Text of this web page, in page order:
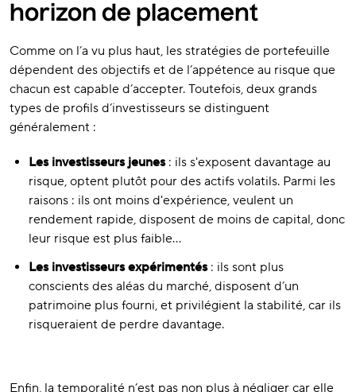
horizon de placement
Comme on l’a vu plus haut, les stratégies de portefeuille
dépendent des objectifs et de l’appétence au risque que
chacun est capable d’accepter. Toutefois, deux grands
types de profils d’investisseurs se distinguent
généralement :
Les investisseurs jeunes: ils s'exposent davantage au
risque, optent plutôt pour des actifs volatils. Parmi les
raisons : ils ont moins d'expérience, veulent un
rendement rapide, disposent de moins de capital, donc
leur risque est plus faible…
Les investisseurs expérimentés: ils sont plus
conscients des aléas du marché, disposent d’un
patrimoine plus fourni, et privilégient la stabilité, car ils
risqueraient de perdre davantage.
Enfin, la temporalité n’est pas non plus à négliger car elle